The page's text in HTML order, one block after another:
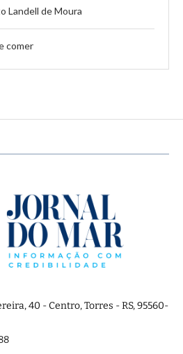
Landell de Moura
comer
40 - Centro, Torres - RS, 95560-